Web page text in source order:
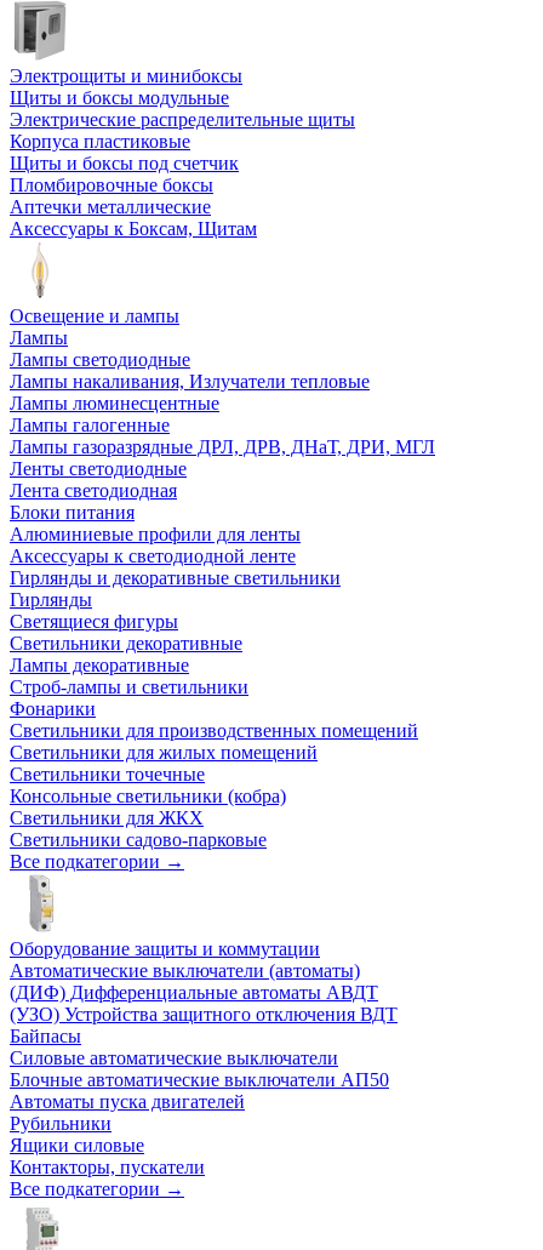
Электрощиты и минибоксы
Щиты и боксы модульные
Электрические распределительные щиты
Корпуса пластиковые
Щиты и боксы под счетчик
Пломбировочные боксы
Аптечки металлические
Аксессуары к Боксам, Щитам
Освещение и лампы
Лампы
Лампы светодиодные
Лампы накаливания, Излучатели тепловые
Лампы люминесцентные
Лампы галогенные
Лампы газоразрядные ДРЛ, ДРВ, ДНаТ, ДРИ, МГЛ
Ленты светодиодные
Лента светодиодная
Блоки питания
Алюминиевые профили для ленты
Аксессуары к светодиодной ленте
Гирлянды и декоративные светильники
Гирлянды
Светящиеся фигуры
Светильники декоративные
Лампы декоративные
Строб-лампы и светильники
Фонарики
Светильники для производственных помещений
Светильники для жилых помещений
Светильники точечные
Консольные светильники (кобра)
Светильники для ЖКХ
Светильники садово-парковые
Все подкатегории →
Оборудование защиты и коммутации
Автоматические выключатели (автоматы)
(ДИФ) Дифференциальные автоматы АВДТ
(УЗО) Устройства защитного отключения ВДТ
Байпасы
Силовые автоматические выключатели
Блочные автоматические выключатели АП50
Автоматы пуска двигателей
Рубильники
Ящики силовые
Контакторы, пускатели
Все подкатегории →